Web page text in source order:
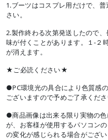
1.ブーツはコスプレ用だけで、
さい。
2.製作終わる次第発送したので
味が付くことがあります。１-２
が消えます。
★ご必読ください★
●PC環境光の具合により色質感
ございますので予めご了承くださ
●商品画像は出来る限り実物の
が、お客様が使用するパソコン
の変化が感じられる場合がござい